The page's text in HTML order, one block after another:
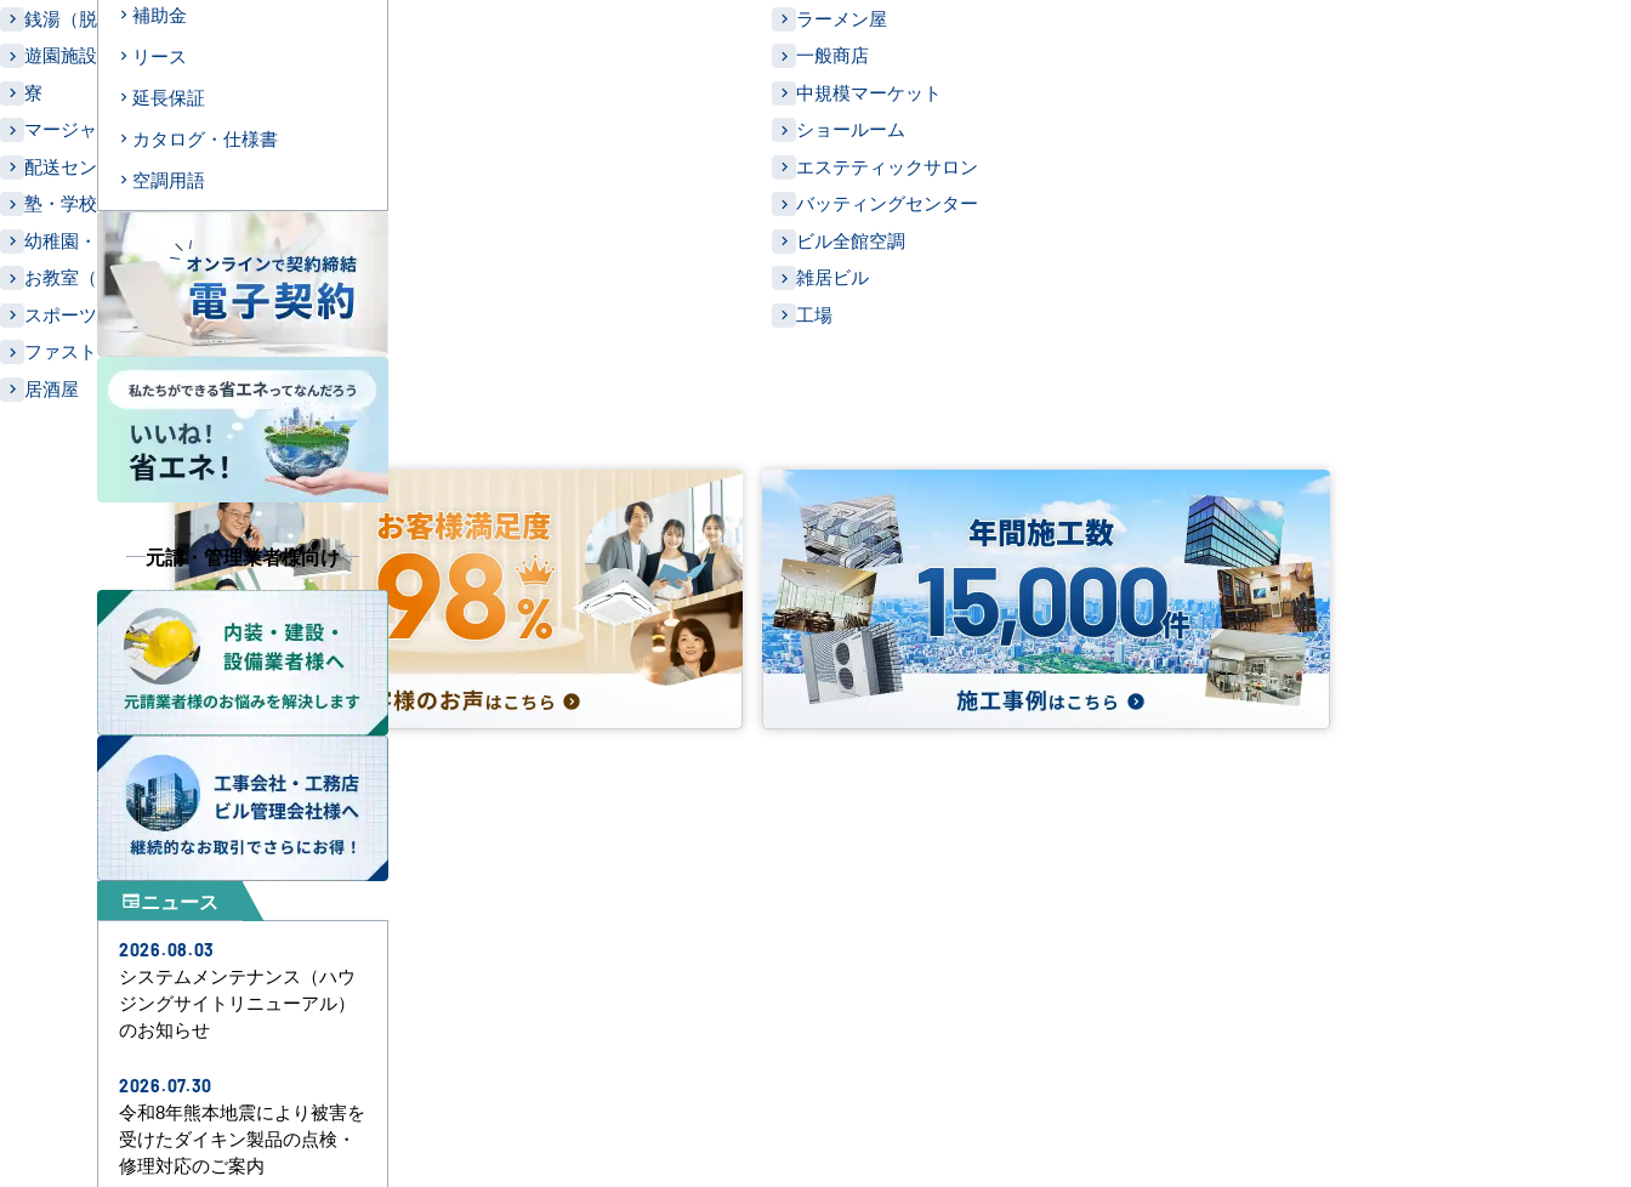
銭湯（脱衣所）
遊園施設
寮
マージャン店
配送センター
塾・学校
幼稚園・保育園・託児所
お教室（習い事）
スポーツクラブ
ファストフード
居酒屋
ラーメン屋
一般商店
中規模マーケット
ショールーム
エステティックサロン
バッティングセンター
ビル全館空調
雑居ビル
工場
補助金
リース
延長保証
カタログ・仕様書
空調用語
元請・管理業者様向け
newspaperニュース
2026.08.03
システムメンテナンス（ハウ
ジングサイトリニューアル）
のお知らせ
2026.07.30
令和8年熊本地震により被害を
受けたダイキン製品の点検・
修理対応のご案内